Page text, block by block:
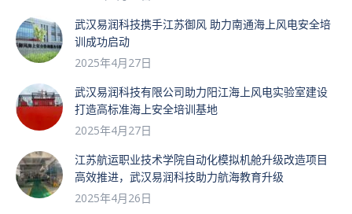
武汉易润科技携手江苏御风 助力南通海上风电安全培
训成功启动
2025年4月27日
武汉易润科技有限公司助力阳江海上风电实验室建设
打造高标准海上安全培训基地
2025年4月27日
江苏航运职业技术学院自动化模拟机舱升级改造项目
高效推进，武汉易润科技助力航海教育升级
2025年4月26日